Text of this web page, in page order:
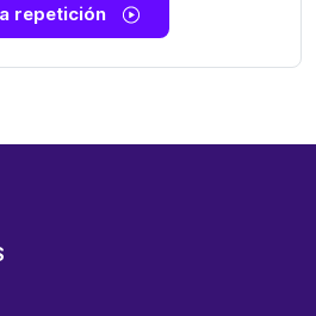
repetición